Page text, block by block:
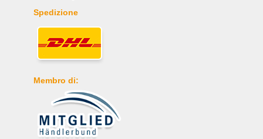
Spedizione
Membro di: